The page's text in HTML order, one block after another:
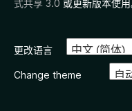
式共享 3.0 或更新版本使用
更改语言
Change theme